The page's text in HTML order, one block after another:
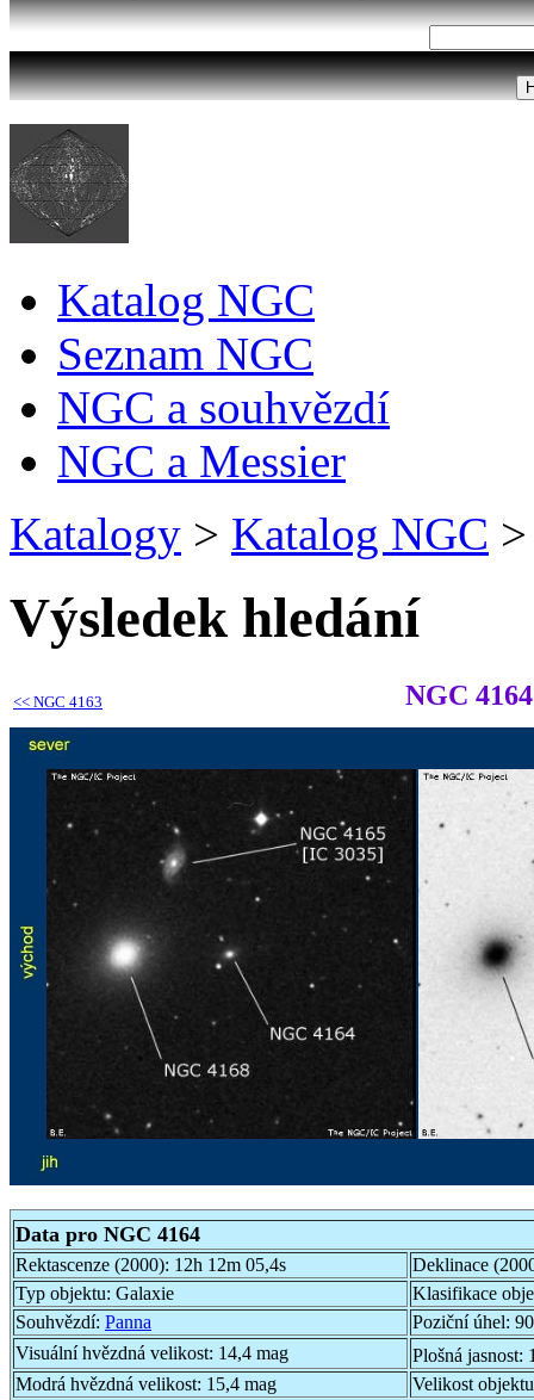
Katalog NGC
Seznam NGC
NGC a souhvězdí
NGC a Messier
Katalogy > Katalog NGC >
Výsledek hledání
<< NGC 4163 NGC 4164
Data pro NGC 4164
Rektascenze (2000): 12h 12m 05,4s
Deklinace
Typ objektu: Galaxie
Klasifikace
Souhvězdí: Panna Poziční úhel:
Visuální hvězdná velikost: 14,4 mag Plošná jasnost:
Modrá hvězdná velikost: 15,4 mag
Velikost